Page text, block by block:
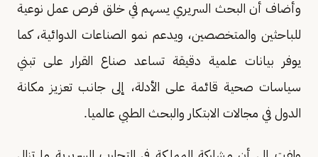
وأضاف أن البحث السريري يسهم في خلق فرص عمل نوعية
للباحثين والمتخصصين، ويدعم نمو الصناعات الدوائية، كما
يوفر بيانات علمية دقيقة تساعد صناع القرار على تبني
سياسات صحية قائمة على الأدلة، إلى جانب تعزيز مكانة
الدول في مجالات الابتكار والبحث الطبي عالميا.